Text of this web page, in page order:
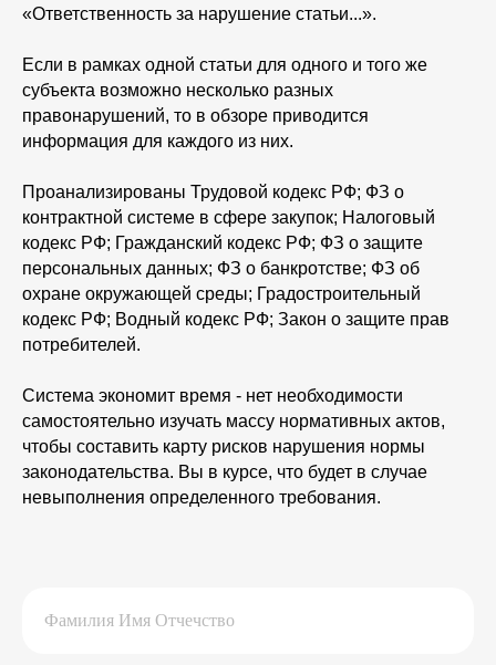
«Ответственность за нарушение статьи...».
Если в рамках одной статьи для одного и того же
субъекта возможно несколько разных
правонарушений, то в обзоре приводится
информация для каждого из них.
Проанализированы Трудовой кодекс РФ; ФЗ о
контрактной системе в сфере закупок; Налоговый
кодекс РФ; Гражданский кодекс РФ; ФЗ о защите
персональных данных; ФЗ о банкротстве; ФЗ об
охране окружающей среды; Градостроительный
кодекс РФ; Водный кодекс РФ; Закон о защите прав
потребителей.
Система экономит время - нет необходимости
самостоятельно изучать массу нормативных актов,
чтобы составить карту рисков нарушения нормы
законодательства. Вы в курсе, что будет в случае
невыполнения определенного требования.